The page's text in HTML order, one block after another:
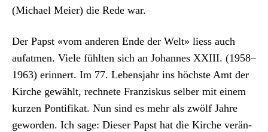
(Michael Meier) die Rede war.
Der Papst «vom anderen Ende der Welt» liess auch
aufat­men. Viele fühlten sich an Johannes XXIII. (1958–
1963) erin­nert. Im 77. Leben­s­jahr ins höch­ste Amt der
Kirche gewählt, rech­nete Franziskus sel­ber mit einem
kurzen Pon­tif­ikat. Nun sind es mehr als zwölf Jahre
gewor­den. Ich sage: Dieser Papst hat die Kirche verän­